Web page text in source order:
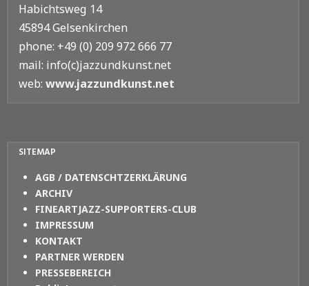
Habichtsweg 14
45894 Gelsenkirchen
phone: +49 (0) 209 972 666 77
mail: info(c)jazzundkunst.net
web: www.jazzundkunst.net
SITEMAP
AGB / DATENSCHTZERKLÄRUNG
ARCHIV
FINEARTJAZZ-SUPPORTERS-CLUB
IMPRESSUM
KONTAKT
PARTNER WERDEN
PRESSEBEREICH